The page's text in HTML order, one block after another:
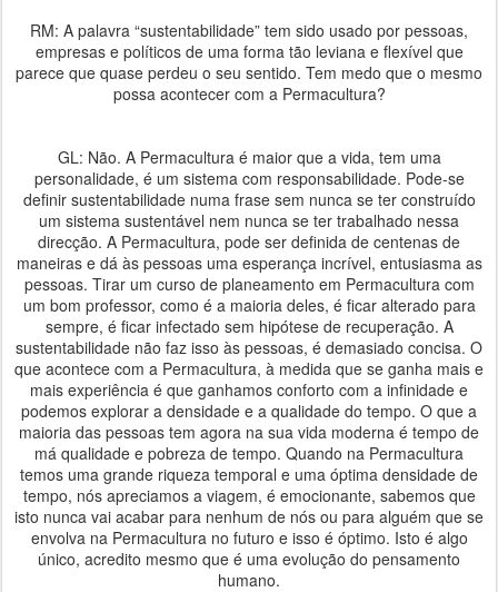
RM: A palavra “sustentabilidade” tem sido usado por pessoas,
empresas e políticos de uma forma tão leviana e flexível que
parece que quase perdeu o seu sentido. Tem medo que o mesmo
possa acontecer com a Permacultura?
GL: Não. A Permacultura é maior que a vida, tem uma
personalidade, é um sistema com responsabilidade. Pode-se
definir sustentabilidade numa frase sem nunca se ter construído
um sistema sustentável nem nunca se ter trabalhado nessa
direcção. A Permacultura, pode ser definida de centenas de
maneiras e dá às pessoas uma esperança incrível, entusiasma as
pessoas. Tirar um curso de planeamento em Permacultura com
um bom professor, como é a maioria deles, é ficar alterado para
sempre, é ficar infectado sem hipótese de recuperação. A
sustentabilidade não faz isso às pessoas, é demasiado concisa. O
que acontece com a Permacultura, à medida que se ganha mais e
mais experiência é que ganhamos conforto com a infinidade e
podemos explorar a densidade e a qualidade do tempo. O que a
maioria das pessoas tem agora na sua vida moderna é tempo de
má qualidade e pobreza de tempo. Quando na Permacultura
temos uma grande riqueza temporal e uma óptima densidade de
tempo, nós apreciamos a viagem, é emocionante, sabemos que
isto nunca vai acabar para nenhum de nós ou para alguém que se
envolva na Permacultura no futuro e isso é óptimo. Isto é algo
único, acredito mesmo que é uma evolução do pensamento
humano.